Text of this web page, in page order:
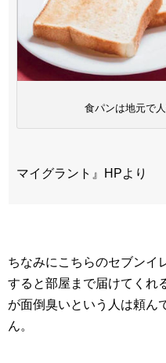
食パンは地元で
出典：
マイグラント』HPより
ちなみにこちらのセブンイ
すると部屋まで届けてくれ
が面倒臭いという人は頼ん
ん。